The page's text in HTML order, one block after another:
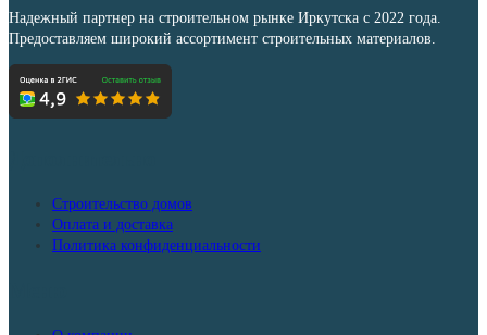
Опции
можно
Надежный партнер на строительном рынке Иркутска с 2022 года.
Предоставляем широкий ассортимент строительных материалов.
Строительство домов
Оплата и доставка
Политика конфиденциальности